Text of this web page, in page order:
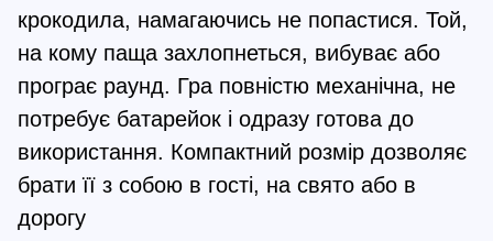
крокодила, намагаючись не попастися. Той,
на кому паща захлопнеться, вибуває або
програє раунд. Гра повністю механічна, не
потребує батарейок і одразу готова до
використання. Компактний розмір дозволяє
брати її з собою в гості, на свято або в
дорогу